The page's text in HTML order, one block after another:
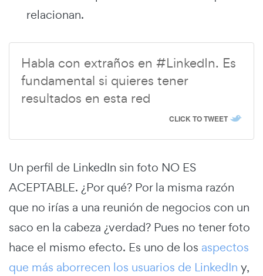
relacionan.
Habla con extraños en #LinkedIn. Es
fundamental si quieres tener
resultados en esta red
CLICK TO TWEET
Un perfil de LinkedIn sin foto NO ES
ACEPTABLE. ¿Por qué? Por la misma razón
que no irías a una reunión de negocios con un
saco en la cabeza ¿verdad? Pues no tener foto
hace el mismo efecto. Es uno de los aspectos
que más aborrecen los usuarios de LinkedIn y,